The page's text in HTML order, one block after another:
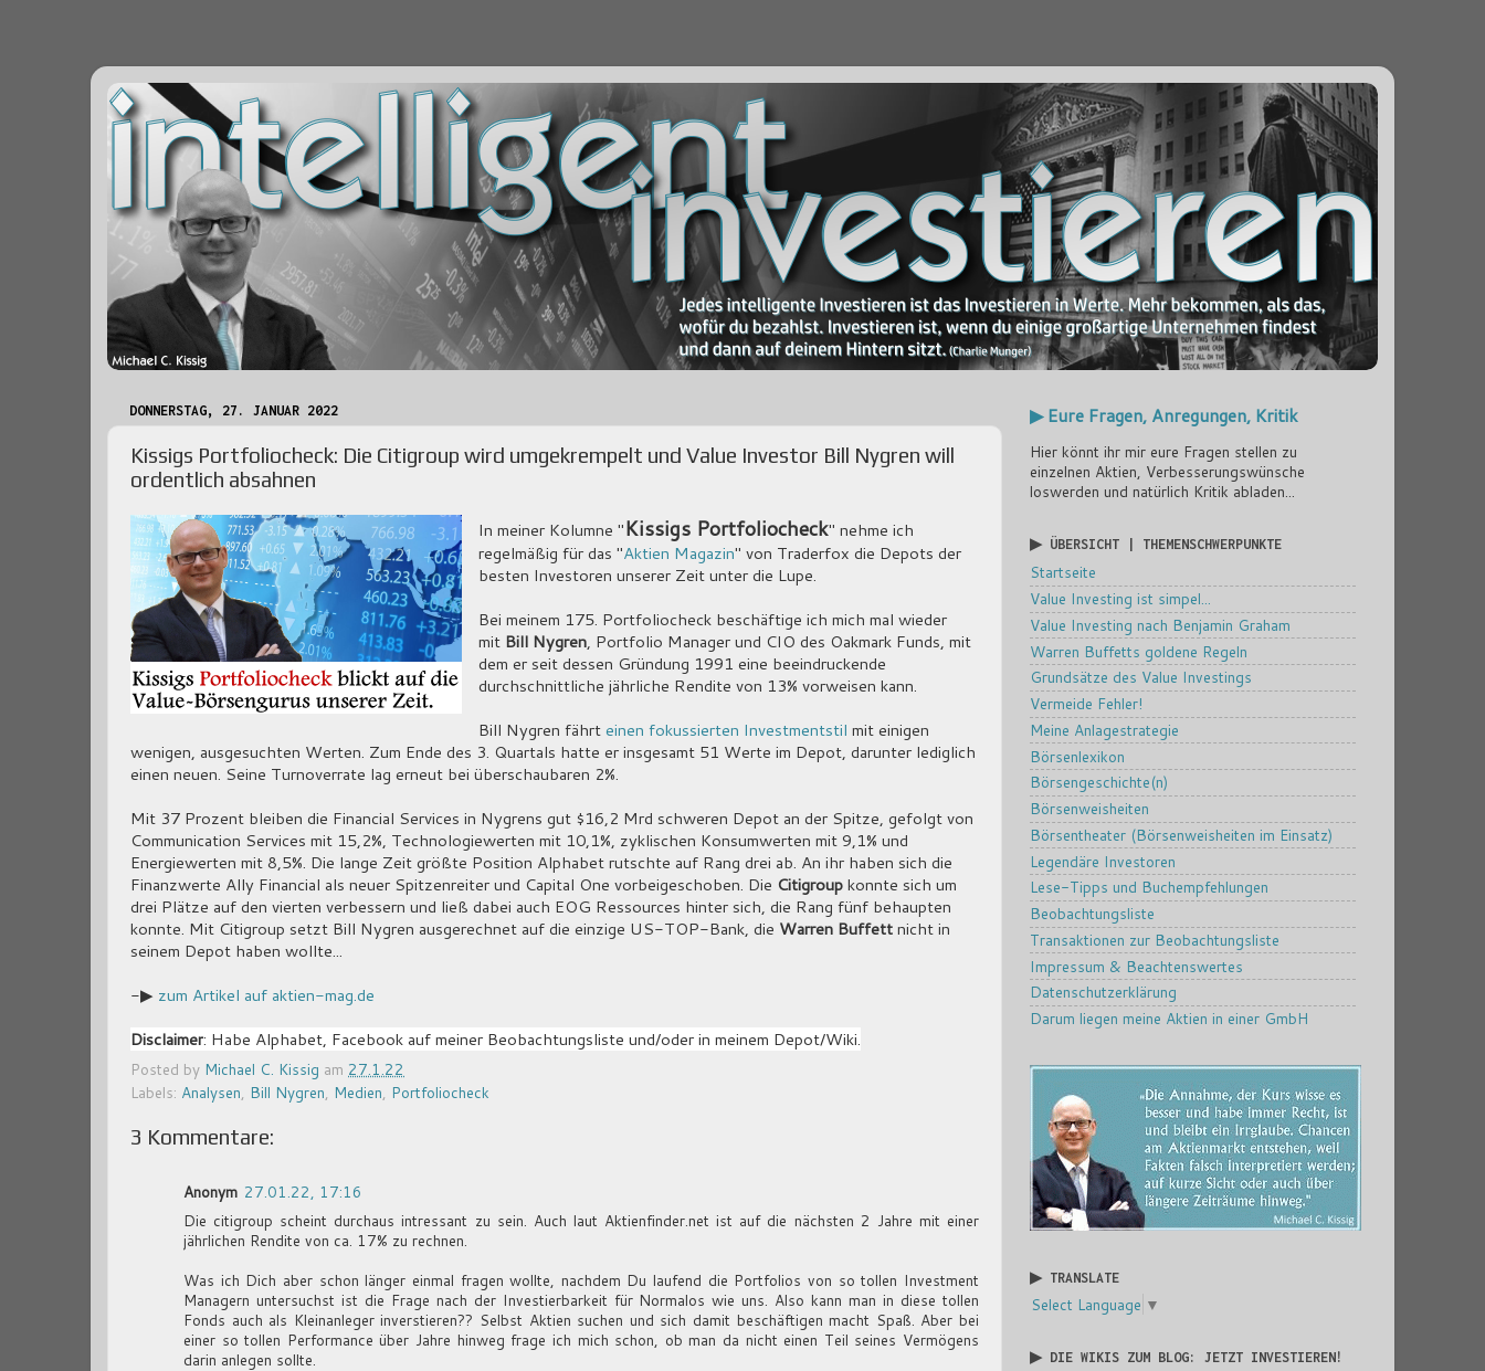
DONNERSTAG, 27. JANUAR 2022
Kissigs Portfoliocheck: Die Citigroup wird umgekrempelt und Value Investor Bill Nygren will
ordentlich absahnen
In meiner Kolumne "Kissigs Portfoliocheck" nehme ich
regelmäßig für das "Aktien Magazin" von Traderfox die Depots der
besten Investoren unserer Zeit unter die Lupe.
Bei meinem 175. Portfoliocheck beschäftige ich mich mal wieder
mit Bill Nygren, Portfolio Manager und CIO des Oakmark Funds, mit
dem er seit dessen Gründung 1991 eine beeindruckende
durchschnittliche jährliche Rendite von 13% vorweisen kann.
Bill Nygren fährteinen fokussierten Investmentstil mit einigen
wenigen, ausgesuchten Werten. Zum Ende des 3. Quartals hatte er insgesamt 51 Werte im Depot, darunter lediglich
einen neuen. Seine Turnoverrate lag erneut bei überschaubaren 2%.
Mit 37 Prozent bleiben die Financial Services in Nygrens gut $16,2 Mrd schweren Depot an der Spitze, gefolgt von
Communication Services mit 15,2%, Technologiewerten mit 10,1%, zyklischen Konsumwerten mit 9,1% und
Energiewerten mit 8,5%. Die lange Zeit größte Position Alphabet rutschte auf Rang drei ab. An ihr haben sich die
Finanzwerte Ally Financial als neuer Spitzenreiter und Capital One vorbeigeschoben. Die Citigroupkonnte sich um
drei Plätze auf den vierten verbessern und ließ dabei auch EOG Ressources hinter sich, die Rang fünf behaupten
konnte. Mit Citigroup setzt Bill Nygren ausgerechnet auf die einzige US-TOP-Bank, die Warren Buffettnicht in
seinem Depot haben wollte...
-▶ zum Artikel auf aktien-mag.de
Disclaimer: Habe Alphabet, Facebook auf meiner Beobachtungsliste und/oder in meinem Depot/Wiki.
Posted by Michael C. Kissig am 27.1.22
Labels: Analysen, Bill Nygren, Medien, Portfoliocheck
3 Kommentare:
Anonym 27.01.22, 17:16
Die citigroup scheint durchaus intressant zu sein. Auch laut Aktienfinder.net ist auf die nächsten 2 Jahre mit einer
jährlichen Rendite von ca. 17% zu rechnen.
Was ich Dich aber schon länger einmal fragen wollte, nachdem Du laufend die Portfolios von so tollen Investment
Managern untersuchst ist die Frage nach der Investierbarkeit für Normalos wie uns. Also kann man in diese tollen
Fonds auch als Kleinanleger inverstieren?? Selbst Aktien suchen und sich damit beschäftigen macht Spaß. Aber bei
einer so tollen Performance über Jahre hinweg frage ich mich schon, ob man da nicht einen Teil seines Vermögens
darin anlegen sollte.
▶ Eure Fragen, Anregungen, Kritik
Hier könnt ihr mir eure Fragen stellen zu
einzelnen Aktien, Verbesserungswünsche
loswerden und natürlich Kritik abladen...
▶ ÜBERSICHT | THEMENSCHWERPUNKTE
Startseite
Value Investing ist simpel...
Value Investing nach Benjamin Graham
Warren Buffetts goldene Regeln
Grundsätze des Value Investings
Vermeide Fehler!
Meine Anlagestrategie
Börsenlexikon
Börsengeschichte(n)
Börsenweisheiten
Börsentheater (Börsenweisheiten im Einsatz)
Legendäre Investoren
Lese-Tipps und Buchempfehlungen
Beobachtungsliste
Transaktionen zur Beobachtungsliste
Impressum & Beachtenswertes
Datenschutzerklärung
Darum liegen meine Aktien in einer GmbH
▶ TRANSLATE
Select Language ▼
▶ DIE WIKIS ZUM BLOG: JETZT INVESTIEREN!